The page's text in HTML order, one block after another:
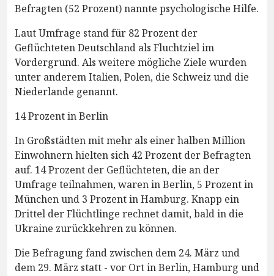
Befragten (52 Prozent) nannte psychologische Hilfe.
Laut Umfrage stand für 82 Prozent der
Geflüchteten Deutschland als Fluchtziel im
Vordergrund. Als weitere mögliche Ziele wurden
unter anderem Italien, Polen, die Schweiz und die
Niederlande genannt.
14 Prozent in Berlin
In Großstädten mit mehr als einer halben Million
Einwohnern hielten sich 42 Prozent der Befragten
auf. 14 Prozent der Geflüchteten, die an der
Umfrage teilnahmen, waren in Berlin, 5 Prozent in
München und 3 Prozent in Hamburg. Knapp ein
Drittel der Flüchtlinge rechnet damit, bald in die
Ukraine zurückkehren zu können.
Die Befragung fand zwischen dem 24. März und
dem 29. März statt - vor Ort in Berlin, Hamburg und